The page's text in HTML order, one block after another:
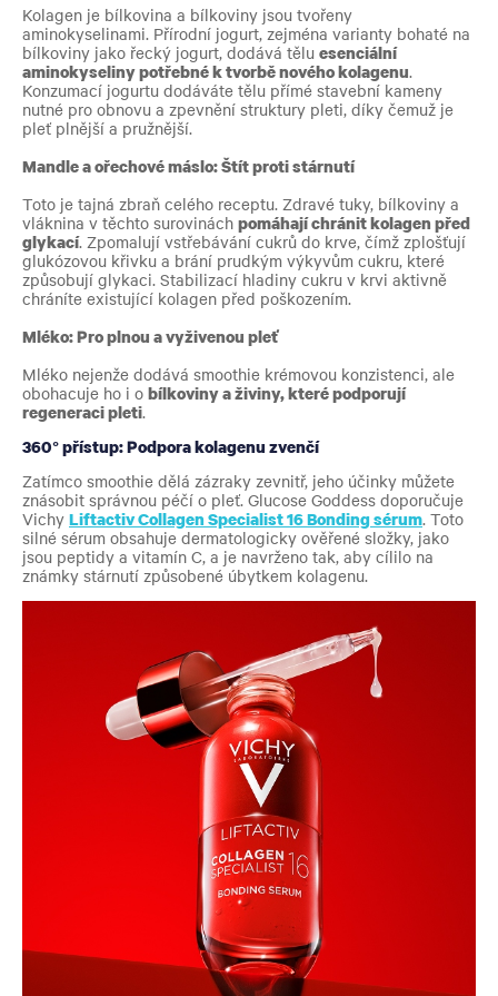
Kolagen je bílkovina a bílkoviny jsou tvořeny
aminokyselinami. Přírodní jogurt, zejména varianty bohaté na
bílkoviny jako řecký jogurt, dodává tělu esenciální
aminokyseliny potřebné k tvorbě nového kolagenu.
Konzumací jogurtu dodáváte tělu přímé stavební kameny
nutné pro obnovu a zpevnění struktury pleti, díky čemuž je
pleť plnější a pružnější.
Mandle a ořechové máslo: Štít proti stárnutí
Toto je tajná zbraň celého receptu. Zdravé tuky, bílkoviny a
vláknina v těchto surovinách pomáhají chránit kolagen před
glykací. Zpomalují vstřebávání cukrů do krve, čímž zplošťují
glukózovou křivku a brání prudkým výkyvům cukru, které
způsobují glykaci. Stabilizací hladiny cukru v krvi aktivně
chráníte existující kolagen před poškozením.
Mléko: Pro plnou a vyživenou pleť
Mléko nejenže dodává smoothie krémovou konzistenci, ale
obohacuje ho i o bílkoviny a živiny, které podporují
regeneraci pleti.
360° přístup: Podpora kolagenu zvenčí
Zatímco smoothie dělá zázraky zevnitř, jeho účinky můžete
znásobit správnou péčí o pleť. Glucose Goddess doporučuje
Vichy Liftactiv Collagen Specialist 16 Bonding sérum. Toto
silné sérum obsahuje dermatologicky ověřené složky, jako
jsou peptidy a vitamín C, a je navrženo tak, aby cílilo na
známky stárnutí způsobené úbytkem kolagenu.